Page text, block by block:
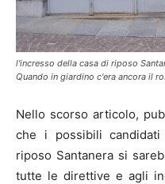
l'incresso della casa di riposo
Quando in giardino c'era ancora il
Nello scorso articolo,
che i possibili
riposo Santanera si
tutte le direttive e agli